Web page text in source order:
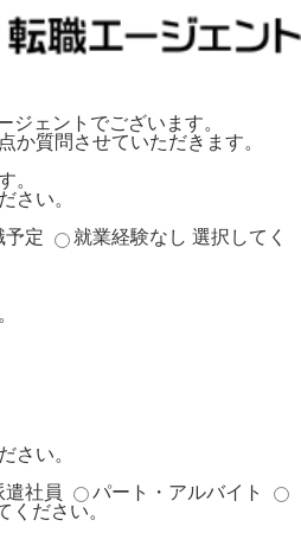
ジェントでございます。
か質問させていただきます。
。
さい。
予定 就業経験なし 選択してく
さい。
遣社員
パート・アルバイト
ください。